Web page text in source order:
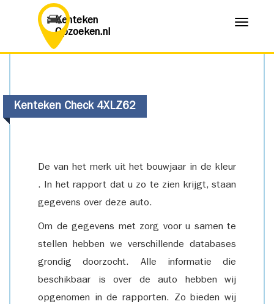
Kenteken
Opzoeken.nl
Menu
Kenteken Check 4XLZ62
De van het merk uit het bouwjaar in de kleur
. In het rapport dat u zo te zien krijgt, staan
gegevens over deze auto.
Om de gegevens met zorg voor u samen te
stellen hebben we verschillende databases
grondig doorzocht. Alle informatie die
beschikbaar is over de auto hebben wij
opgenomen in de rapporten. Zo bieden wij